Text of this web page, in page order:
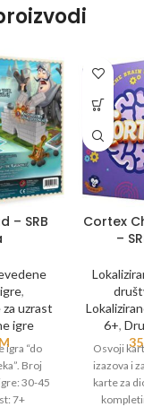
– SRB
,
uzrast
igre
igra “do
Broj
30-45
7+
Cortex
–
6+,
Osvoji
izazova i
karte za